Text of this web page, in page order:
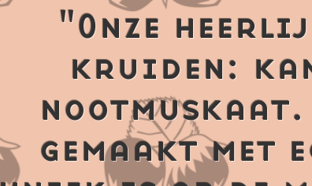
"Onze
kruiden:
gemaakt met